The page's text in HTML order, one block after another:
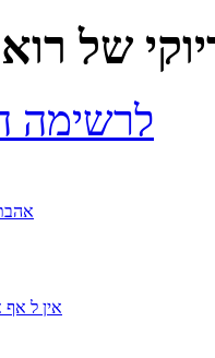
של
לרשימה
אין ל